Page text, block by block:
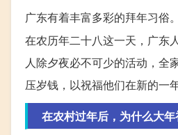
广东有着丰富多彩的拜年习俗
在农历年二十八这一天，广东
人除夕夜必不可少的活动，全
压岁钱，以祝福他们在新的一
在农村过年后，为什么大